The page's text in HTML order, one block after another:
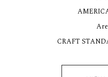
CRAFT